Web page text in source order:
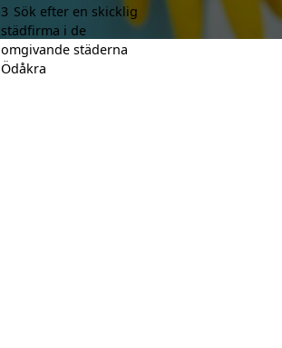
3 Sök efter en skicklig
städfirma i de
omgivande städerna
Ödåkra